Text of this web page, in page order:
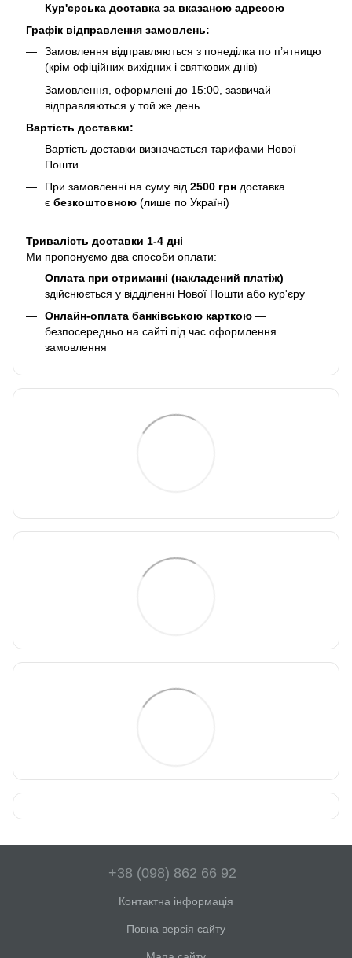
Кур'єрська доставка за вказаною адресою
Графік відправлення замовлень:
Замовлення відправляються з понеділка по п’ятницю
(крім офіційних вихідних і святкових днів)
Замовлення, оформлені до 15:00, зазвичай
відправляються у той же день
Вартість доставки:
Вартість доставки визначається тарифами Нової
Пошти
При замовленні на суму від 2500 грн доставка
є безкоштовною (лише по Україні)
Тривалість доставки 1-4 дні
Ми пропонуємо два способи оплати:
Оплата при отриманні (накладений платіж) —
здійснюється у відділенні Нової Пошти або кур'єру
Онлайн-оплата банківською карткою —
безпосередньо на сайті під час оформлення
замовлення
+38 (098) 862 66 92
Контактна інформація
Повна версія сайту